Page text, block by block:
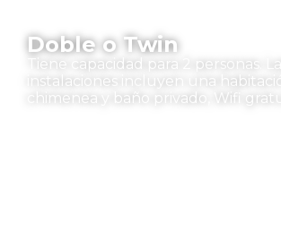
Doble o Twin
Tiene capacidad para 2 personas.
instalaciones incluyen una
chimenea y baño privado, Wifi